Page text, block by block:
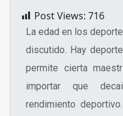
Post Views: 716
La edad en los
discutido. Hay
permite cierta
importar que
rendimiento